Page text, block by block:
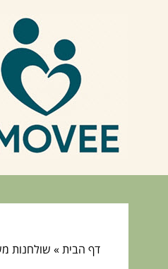
דף הבית» שולחנות